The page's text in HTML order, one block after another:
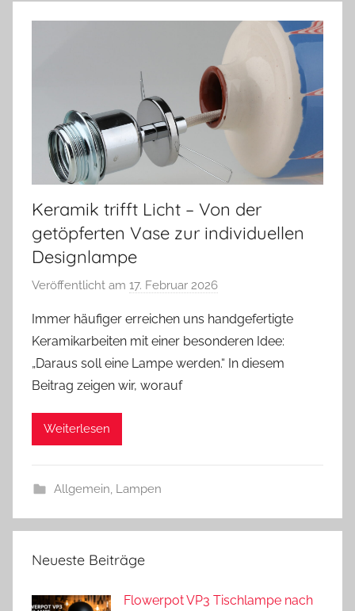
Keramik trifft Licht – Von der
getöpferten Vase zur individuellen
Designlampe
Veröffentlicht am 17. Februar 2026
n
A
n
Immer häufiger erreichen uns handgefertigte
Keramikarbeiten mit einer besonderen Idee:
„Daraus soll eine Lampe werden.“ In diesem
Beitrag zeigen wir, worauf
Weiterlesen
Allgemein, Lampen
Neueste Beiträge
Flowerpot VP3 Tischlampe nach